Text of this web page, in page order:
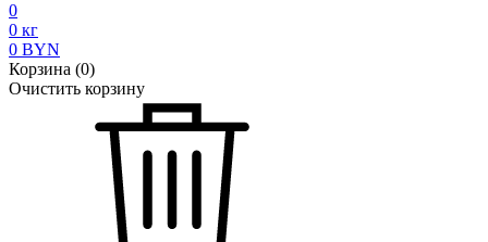
0
0 кг
0 BYN
Корзина (0)
Очистить корзину